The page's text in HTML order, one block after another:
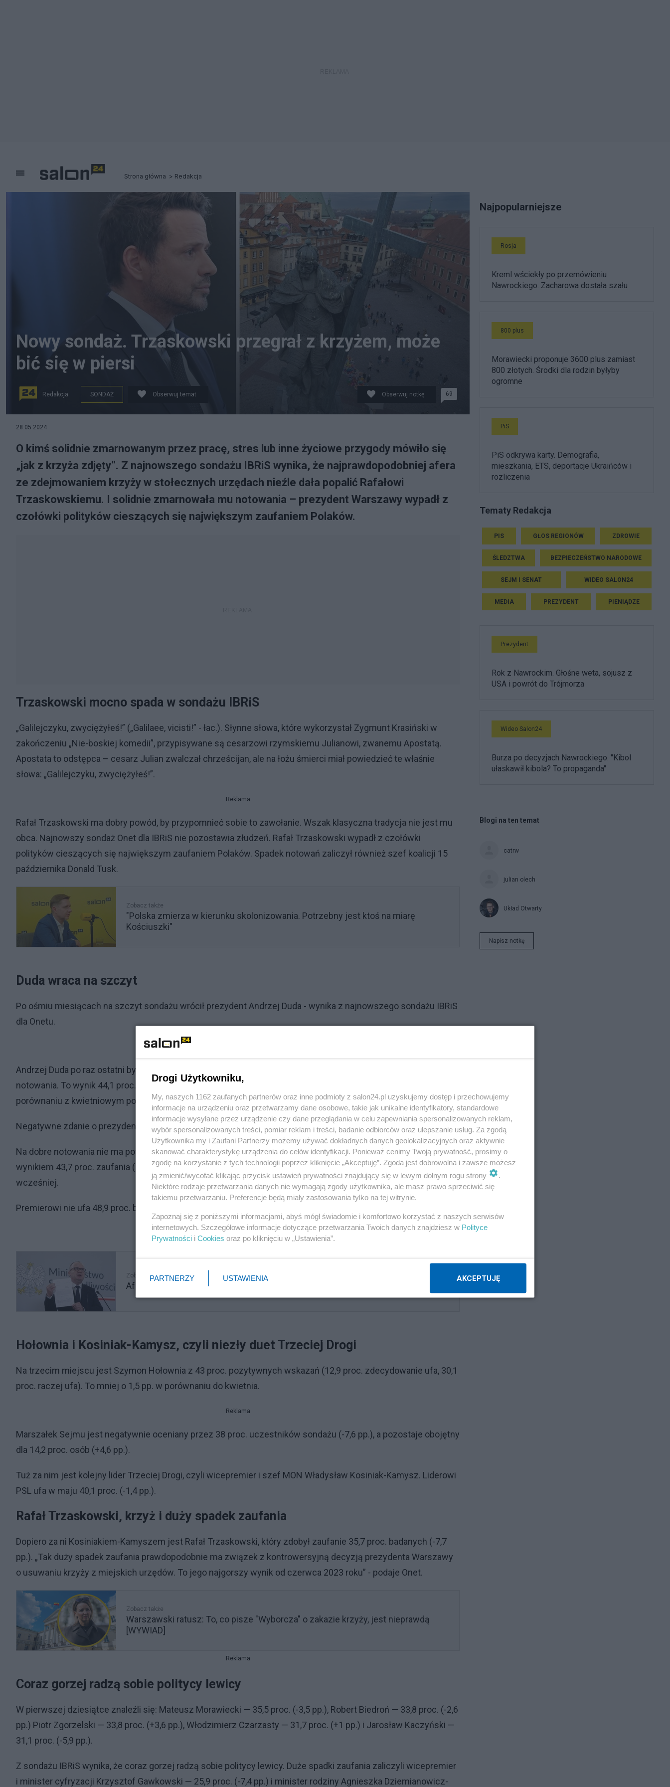
Strona główna Redakcja
Nowy sondaż. Trzaskowski przegrał z krzyżem, może
bić się w piersi
Redakcja SONDAŻ Obserwuj temat Obserwuj notkę 69
28.05.2024
O kimś solidnie zmarnowanym przez pracę, stres lub inne życiowe przygody mówiło się
„jak z krzyża zdjęty”. Z najnowszego sondażu IBRiS wynika, że najprawdopodobniej afera
ze zdejmowaniem krzyży w stołecznych urzędach nieźle dała popalić Rafałowi
Trzaskowskiemu. I solidnie zmarnowała mu notowania – prezydent Warszawy wypadł z
czołówki polityków cieszących się największym zaufaniem Polaków.
Trzaskowski mocno spada w sondażu IBRiS
„Galilejczyku, zwyciężyłeś!” („Galilaee, vicisti!” - łac.). Słynne słowa, które wykorzystał Zygmunt Krasiński w
zakończeniu „Nie-boskiej komedii”, przypisywane są cesarzowi rzymskiemu Julianowi, zwanemu Apostatą.
Apostata to odstępca – cesarz Julian zwalczał chrześcijan, ale na łożu śmierci miał powiedzieć te właśnie
słowa: „Galilejczyku, zwyciężyłeś!”.
Reklama
Rafał Trzaskowski ma dobry powód, by przypomnieć sobie to zawołanie. Wszak klasyczna tradycja nie jest mu
obca. Najnowszy sondaż Onet dla IBRiS nie pozostawia złudzeń. Rafał Trzaskowski wypadł z czołówki
polityków cieszących się największym zaufaniem Polaków. Spadek notowań zaliczył również szef koalicji 15
października Donald Tusk.
Zobacz także
"Polska zmierza w kierunku skolonizowania. Potrzebny jest ktoś na miarę
Kościuszki"
Duda wraca na szczyt
Po ośmiu miesiącach na szczyt sondażu wrócił prezydent Andrzej Duda - wynika z najnowszego sondażu IBRiS
dla Onetu.
Andrzej Duda po raz ostatni był liderem rankingu zaufania we wrześniu 2024 roku. W maju znów ma najlepsze
notowania. To wynik 44,1 proc. zaufania (24,9 proc. zdecydowanie, 21,4 proc. raczej). To więcej o 1,9 pp. w
porównaniu z kwietniowym pomiarem.
Negatywne zdanie o prezydencie Polski ma 38,1 proc. (-7,2 pp.), a neutralne 15,2 proc. (+9,5 pp.).
Na dobre notowania nie ma powodu narzekać premier Donald Tusk. Szef rządu zajmuje drugie miejsce z
wynikiem 43,7 proc. zaufania (20 proc. zdecydowanie, 23,7 proc. raczej). To mniej o 1,3 pp. niż miesiąc
wcześniej.
Premierowi nie ufa 48,9 proc. badanych (-0,1 pp.), a obojętnie wypowiada się o nim 7 proc. (+1,3 pp.).
Zobacz także
Afera Pegasusa. Bodnar wnioskuje o uchylenie immunitetu ważnego posła PiS
Hołownia i Kosiniak-Kamysz, czyli niezły duet Trzeciej Drogi
Na trzecim miejscu jest Szymon Hołownia z 43 proc. pozytywnych wskazań (12,9 proc. zdecydowanie ufa, 30,1
proc. raczej ufa). To mniej o 1,5 pp. w porównaniu do kwietnia.
Reklama
Marszałek Sejmu jest negatywnie oceniany przez 38 proc. uczestników sondażu (-7,6 pp.), a pozostaje obojętny
dla 14,2 proc. osób (+4,6 pp.).
Tuż za nim jest kolejny lider Trzeciej Drogi, czyli wicepremier i szef MON Władysław Kosiniak-Kamysz. Liderowi
PSL ufa w maju 40,1 proc. (-1,4 pp.).
Rafał Trzaskowski, krzyż i duży spadek zaufania
Dopiero za ni Kosiniakiem-Kamyszem jest Rafał Trzaskowski, który zdobył zaufanie 35,7 proc. badanych (-7,7
pp.). „Tak duży spadek zaufania prawdopodobnie ma związek z kontrowersyjną decyzją prezydenta Warszawy
o usuwaniu krzyży z miejskich urzędów. To jego najgorszy wynik od czerwca 2023 roku” - podaje Onet.
Zobacz także
Warszawski ratusz: To, co pisze "Wyborcza" o zakazie krzyży, jest nieprawdą
[WYWIAD]
Reklama
Coraz gorzej radzą sobie politycy lewicy
W pierwszej dziesiątce znaleźli się: Mateusz Morawiecki — 35,5 proc. (-3,5 pp.), Robert Biedroń — 33,8 proc. (-2,6
pp.) Piotr Zgorzelski — 33,8 proc. (+3,6 pp.), Włodzimierz Czarzasty — 31,7 proc. (+1 pp.) i Jarosław Kaczyński —
31,1 proc. (-5,9 pp.).
Z sondażu IBRiS wynika, że coraz gorzej radzą sobie politycy lewicy. Duże spadki zaufania zaliczyli wicepremier
i minister cyfryzacji Krzysztof Gawkowski — 25,9 proc. (-7,4 pp.) i minister rodziny Agnieszka Dziemianowicz-
Najpopularniejsze
Rosja
Kreml wściekły po przemówieniu
Nawrockiego. Zacharowa dostała szału
800 plus
Morawiecki proponuje 3600 plus zamiast
800 złotych. Środki dla rodzin byłyby
ogromne
PiS
PiS odkrywa karty. Demografia,
mieszkania, ETS, deportacje Ukraińców i
rozliczenia
Tematy Redakcja
PIS GŁOS REGIONÓW ZDROWIE
ŚLEDZTWA BEZPIECZEŃSTWO NARODOWE
SEJM I SENAT WIDEO SALON24
MEDIA PREZYDENT PIENIĄDZE
Prezydent
Rok z Nawrockim. Głośne weta, sojusz z
USA i powrót do Trójmorza
Wideo Salon24
Burza po decyzjach Nawrockiego. "Kibol
ułaskawił kibola? To propaganda"
Blogi na ten temat
catrw
julian olech
Układ Otwarty
Napisz notkę
Drogi Użytkowniku,
My, naszych 1162 zaufanych partnerów oraz inne podmioty z salon24.pl uzyskujemy dostęp i przechowujemy
informacje na urządzeniu oraz przetwarzamy dane osobowe, takie jak unikalne identyfikatory, standardowe
informacje wysyłane przez urządzenie czy dane przeglądania w celu zapewniania spersonalizowanych reklam,
wybór spersonalizowanych treści, pomiar reklam i treści, badanie odbiorców oraz ulepszanie usług. Za zgodą
Użytkownika my i Zaufani Partnerzy możemy używać dokładnych danych geolokalizacyjnych oraz aktywnie
skanować charakterystykę urządzenia do celów identyfikacji. Ponieważ cenimy Twoją prywatność, prosimy o
zgodę na korzystanie z tych technologii poprzez kliknięcie „Akceptuję”. Zgoda jest dobrowolna i zawsze możesz
ją zmienić/wycofać klikając przycisk ustawień prywatności znajdujący się w lewym dolnym rogu strony
.
Niektóre rodzaje przetwarzania danych nie wymagają zgody użytkownika, ale masz prawo sprzeciwić się
takiemu przetwarzaniu. Preferencje będą miały zastosowania tylko na tej witrynie.
Zapoznaj się z poniższymi informacjami, abyś mógł świadomie i komfortowo korzystać z naszych serwisów
internetowych. Szczegółowe informacje dotyczące przetwarzania Twoich danych znajdziesz w Polityce
Prywatności i Cookies oraz po kliknięciu w „Ustawienia”.
PARTNERZY USTAWIENIA AKCEPTUJĘ